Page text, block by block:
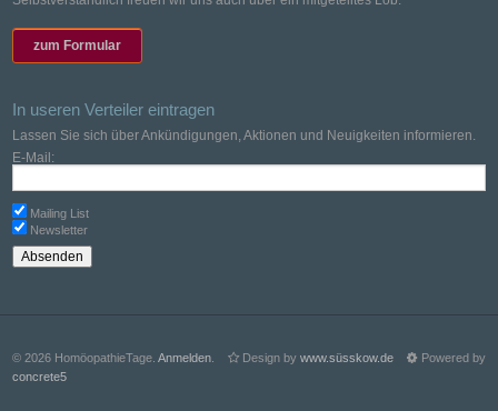
zum Formular
In useren Verteiler eintragen
Lassen Sie sich über Ankündigungen, Aktionen und Neuigkeiten informieren.
E-Mail:
Mailing List
Newsletter
© 2026 HomöopathieTage. Anmelden. Design by www.süsskow.de
Powered by
concrete5